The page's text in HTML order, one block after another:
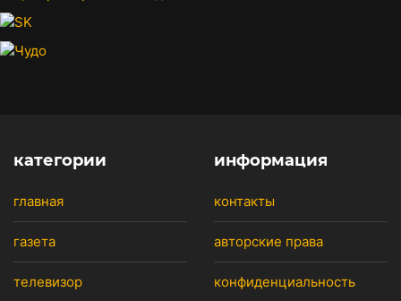
категории
главная
газета
телевизор
информация
контакты
авторские права
конфиденциальность